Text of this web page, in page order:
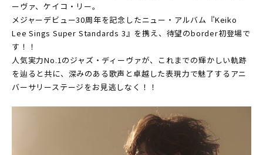
ーヴァ、ケイコ・リー。
メジャーデビュー30周年を記念したニュー・アルバム『Keiko
Lee Sings Super Standards 3』を携え、待望のborder初登場で
す！！
人気実力No.1のジャズ・ディーヴァが、これまでの輝かしい軌跡
を辿ると共に、深みのある歌声と卓越した表現力で魅了するアニ
バーサリーステージをお見逃しなく！！